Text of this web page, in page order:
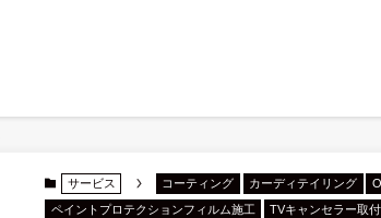
サービス コーティング カーディテイリング
ペイントプロテクションフィルム施工 TVキャンセラー取付